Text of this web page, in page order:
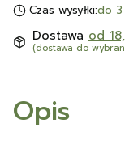
Czas wysyłki:do 3
Dostawa od
(dostawa do
Opis